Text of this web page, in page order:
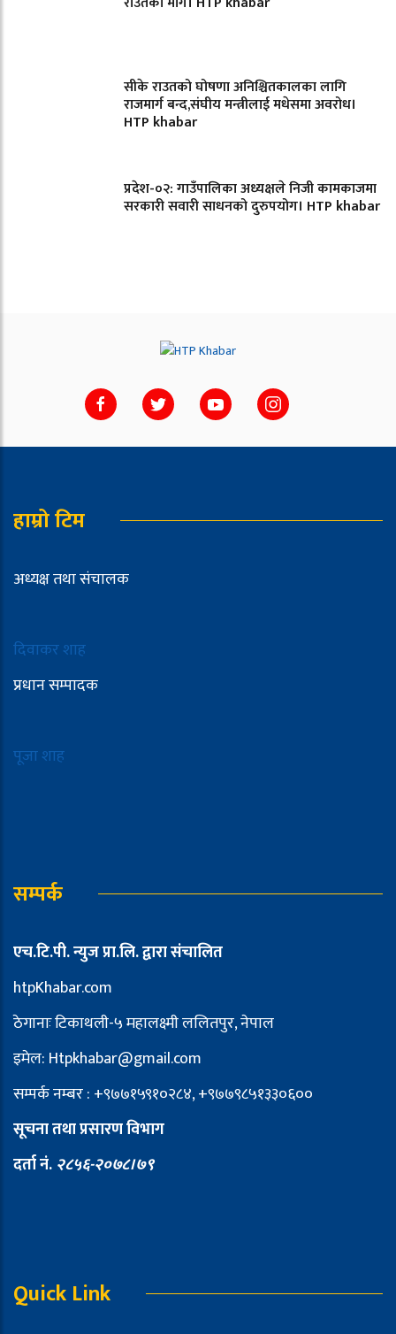
सीके राउतको घोषणा अनिश्चितकालका लागि
राजमार्ग बन्द,संघीय मन्त्रीलाई मधेसमा अवरोध।
HTP khabar
प्रदेश-०२: गाउँपालिका अध्यक्षले निजी कामकाजमा
सरकारी सवारी साधनको दुरुपयोग। HTP khabar
हाम्रो टिम
अध्यक्ष तथा संचालक
दिवाकर शाह
प्रधान सम्पादक
पूजा शाह
सम्पर्क
एच.टि.पी. न्युज प्रा.लि. द्वारा संचालित
htpKhabar.com
ठेगानाः टिकाथली-५ महालक्ष्मी ललितपुर, नेपाल
इमेल: Htpkhabar@gmail.com
सम्पर्क नम्बर : +९७७१५९१०२८४, +९७७९८५१३३०६००
सूचना तथा प्रसारण विभाग
दर्ता नं. २८५६-२०७८।७९
Quick Link